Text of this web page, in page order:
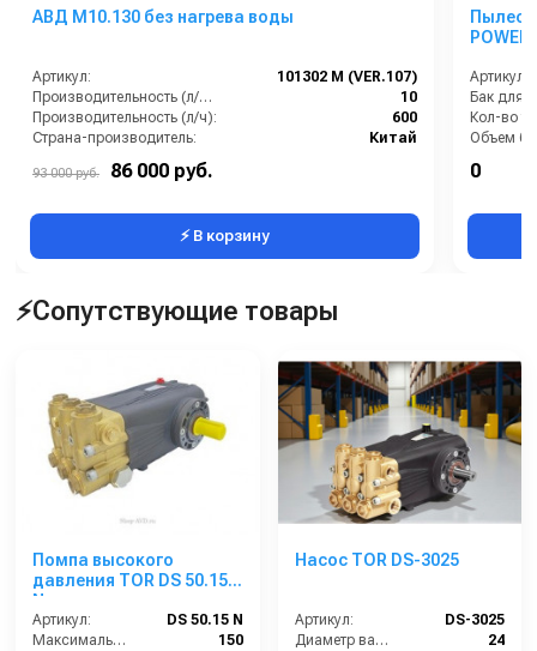
АВД M10.130 без нагрева воды
Артикул:
101302 M (VER.107)
Производительность (л/мин):
10
Производительность (л/ч):
600
Страна-производитель:
Китай
Рабочее давление (бар):
Мощность (кВт):
93 000 руб. 86 000 руб.
⚡ В корзину
POWER
Артикул:
Бак для
Кол-во
Объем
0
⚡Сопутствующие товары
Помпа высокого
давления TOR DS 50.15
N
Артикул:
DS 50.15 N
Максимальное давление (бар):
150
Насос TOR DS-3025
Артикул:
DS-3025
Диаметр вала (мм):
24